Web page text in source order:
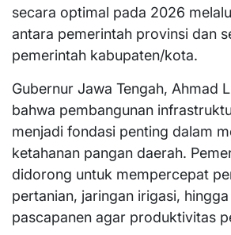
secara optimal pada 2026
antara pemerintah provinsi dan
pemerintah kabupaten/kota.
Gubernur Jawa Tengah, Ahmad
bahwa pembangunan
menjadi fondasi penting dalam
ketahanan pangan daerah.
didorong untuk mempercepat
pertanian, jaringan irigasi,
pascapanen agar produktivitas